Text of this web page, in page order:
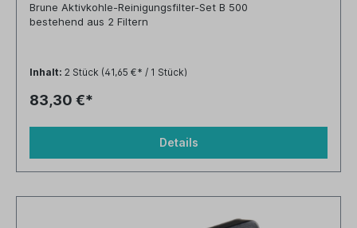
Brune Aktivkohle-Reinigungsfilter-Set B 500
bestehend aus 2 Filtern
Inhalt: 2 Stück (41,65 €* / 1 Stück)
83,30 €*
Details